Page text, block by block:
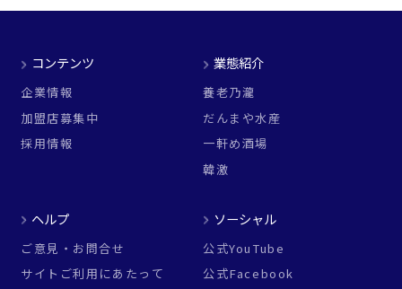
コンテンツ
企業情報
加盟店募集中
採用情報
業態紹介
養老乃瀧
だんまや水産
一軒め酒場
韓激
ヘルプ
ご意見・お問合せ
サイトご利用にあたって
ソーシャル
公式YouTube
公式Facebook